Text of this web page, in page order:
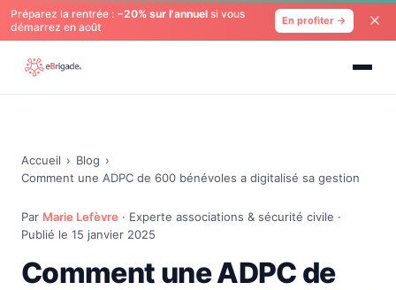
Préparez la rentrée : −20% sur l'annuel si vous
démarrez en août
En profiter →
Accueil › Blog ›
Comment une ADPC de 600 bénévoles a digitalisé sa gestion
Par Marie Lefèvre · Experte associations & sécurité civile ·
Publié le 15 janvier 2025
Comment une ADPC de